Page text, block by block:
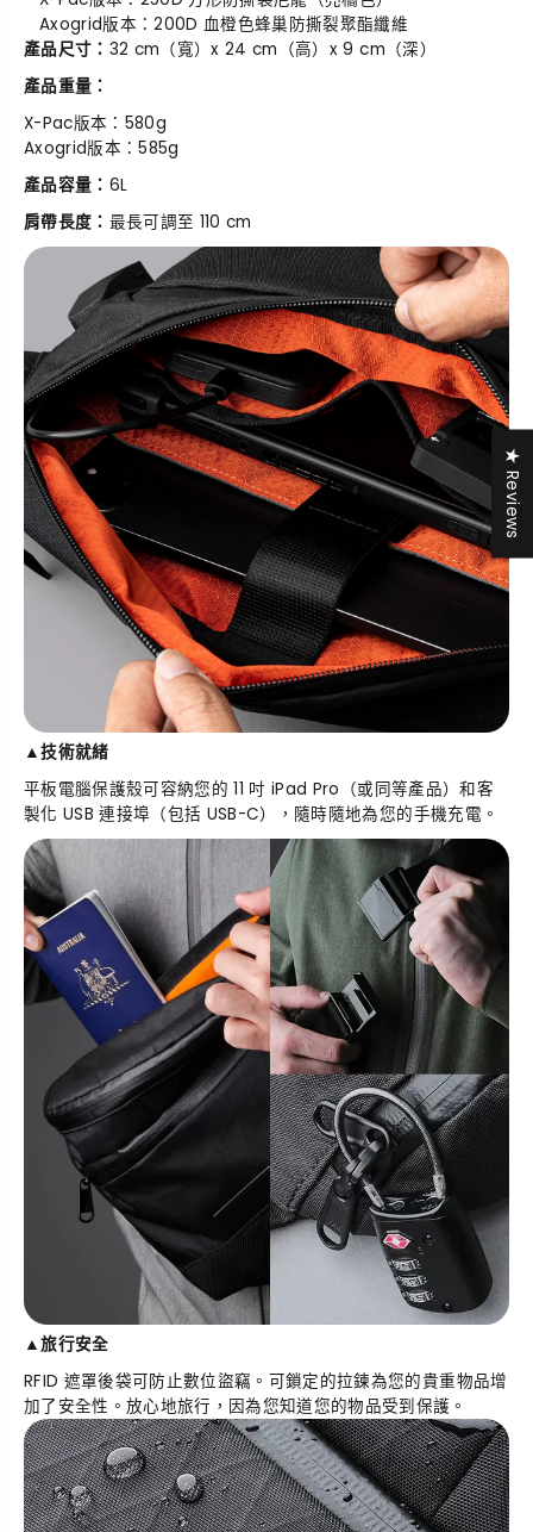
Axogrid版本：200D 血橙色蜂巢防撕裂聚酯纖維
產品尺寸： 32 cm（寬）x 24 cm（高）x 9 cm（深）
產品重量：
X-Pac版本：580g
Axogrid版本：585g
產品容量： 6L
肩帶長度： 最長可調至 110 cm
▲技術就緒
平板電腦保護殼可容納您的 11 吋 iPad Pro（或同等產品）和客
製化 USB 連接埠（包括 USB-C），隨時隨地為您的手機充電。
▲旅行安全
RFID 遮罩後袋可防止數位盜竊。可鎖定的拉鍊為您的貴重物品增
加了安全性。放心地旅行，因為您知道您的物品受到保護。
★ Reviews